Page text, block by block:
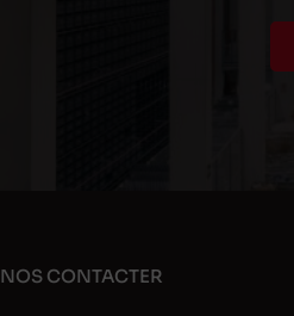
NOS CONTACTER